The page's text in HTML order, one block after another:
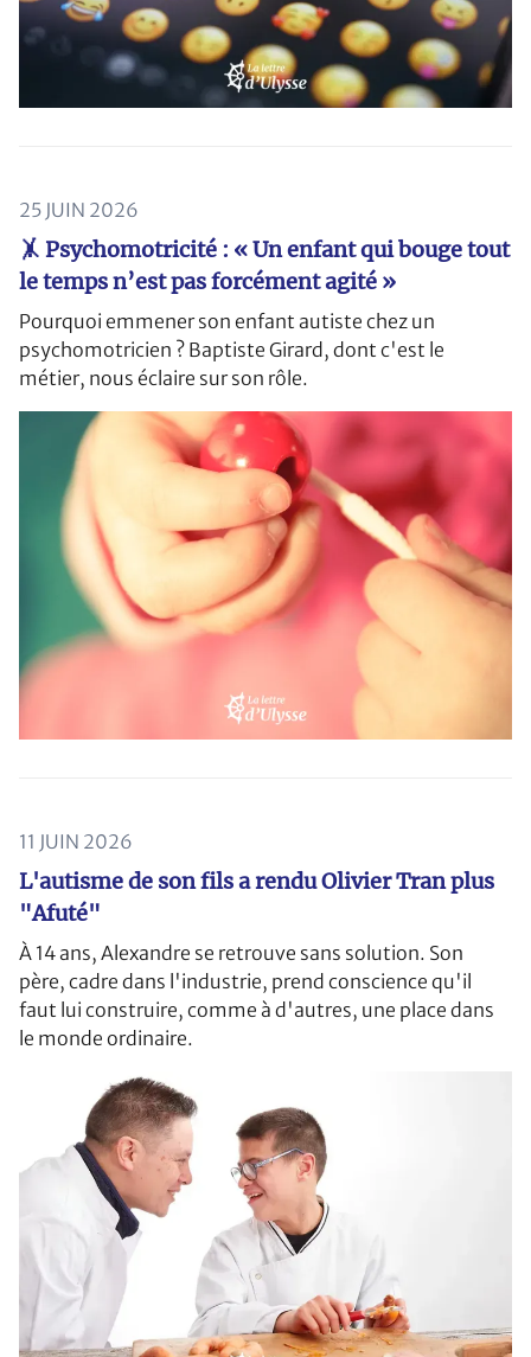
25 JUIN 2026
🤸 Psychomotricité : « Un enfant qui bouge tout
le temps n’est pas forcément agité »
Pourquoi emmener son enfant autiste chez un
psychomotricien ? Baptiste Girard, dont c'est le
métier, nous éclaire sur son rôle.
11 JUIN 2026
L'autisme de son fils a rendu Olivier Tran plus
"Afuté"
À 14 ans, Alexandre se retrouve sans solution. Son
père, cadre dans l'industrie, prend conscience qu'il
faut lui construire, comme à d'autres, une place dans
le monde ordinaire.